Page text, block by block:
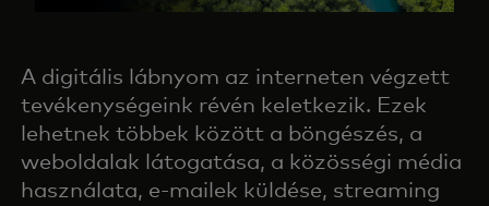
A digitális lábnyom az interneten végzett
tevékenységeink révén keletkezik. Ezek
lehetnek többek között a böngészés, a
weboldalak látogatása, a közösségi média
használata, e-mailek küldése, streaming